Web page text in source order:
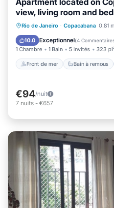
Apartment located on
view, living room and
Rio de Janeiro · Copacabana 0.81
10.0 Exceptionnel(4
1 Chambre 1 Bain 5 Invités 323
Front de mer Bain à remous
Front de mer
Bain
Vue sur l’océan
€94/nuit
7 nuits - €657